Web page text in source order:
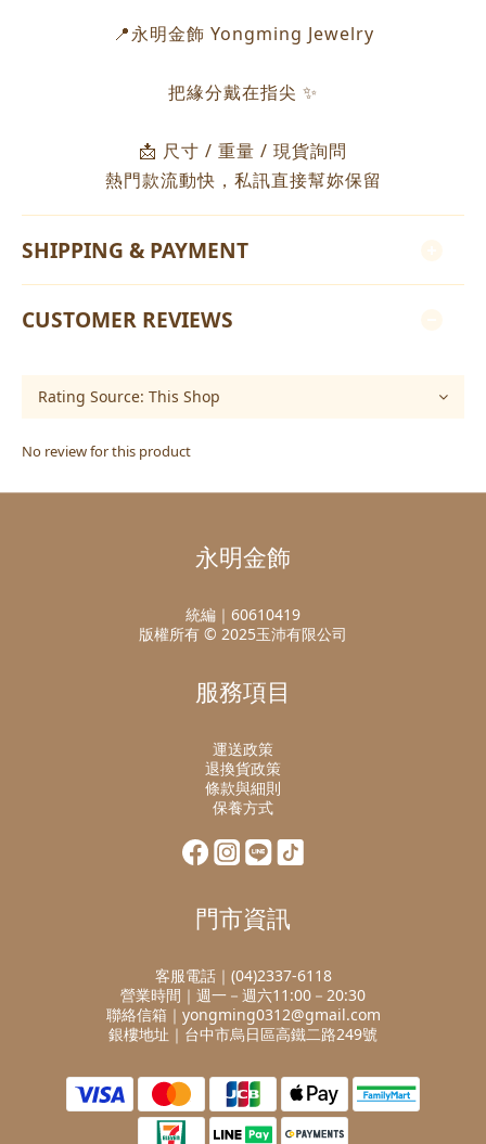
📍永明金飾 Yongming Jewelry
把緣分戴在指尖 ✨
📩 尺寸 / 重量 / 現貨詢問
熱門款流動快，私訊直接幫妳保留
SHIPPING & PAYMENT
CUSTOMER REVIEWS
No review for this product
永明金飾
統編｜60610419
版權所有 © 2025玉沛有限公司
服務項目
運送政策
退換貨政策
條款與細則
保養方式
門市資訊
客服電話｜(04)2337-6118
營業時間｜週一－週六11:00－20:30
聯絡信箱｜yongming0312@gmail.com
銀樓地址｜台中市烏日區高鐵二路249號